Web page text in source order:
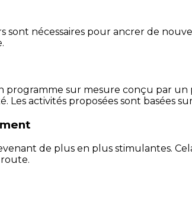
nécessaires pour ancrer de
programme sur mesure conçu par
activités proposées sont basées
de plus en plus stimulantes.